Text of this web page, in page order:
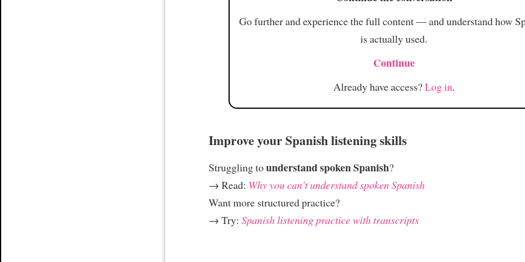
Go further and experience the full content — and understand how
is actually used.
Continue
Already have access?Log in.
Improve your Spanish listening skills
Struggling tounderstand spoken Spanish?
→ Read: Why you can't understand spoken Spanish
Want more structured practice?
→ Try: Spanish listening practice with transcripts